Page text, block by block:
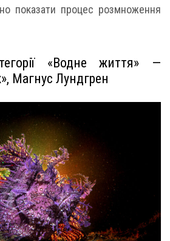
показати процес розмноження
«Водне життя» —
Магнус Лундгрен